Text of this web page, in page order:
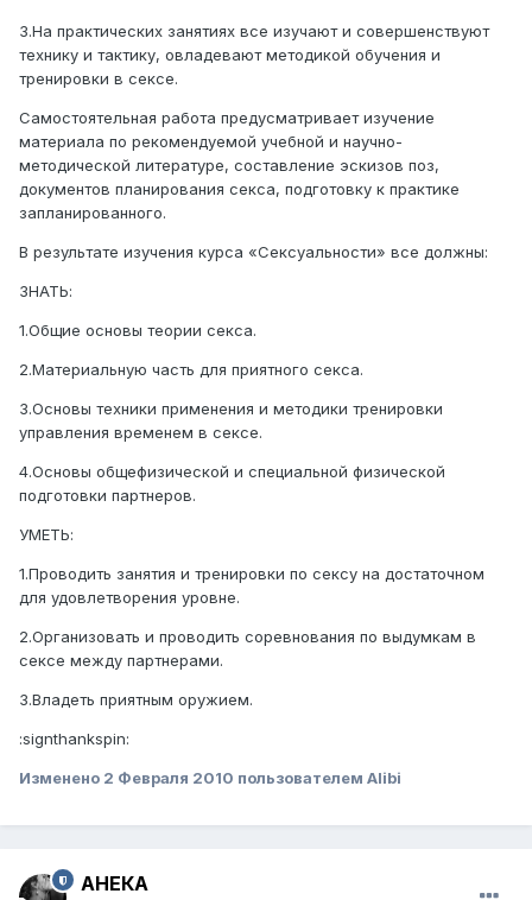
3.На практических занятиях все изучают и совершенствуют
технику и тактику, овладевают методикой обучения и
тренировки в сексе.
Самостоятельная работа предусматривает изучение
материала по рекомендуемой учебной и научно-
методической литературе, составление эскизов поз,
документов планирования секса, подготовку к практике
запланированного.
В результате изучения курса «Сексуальности» все должны:
ЗНАТЬ:
1.Общие основы теории секса.
2.Материальную часть для приятного секса.
3.Основы техники применения и методики тренировки
управления временем в сексе.
4.Основы общефизической и специальной физической
подготовки партнеров.
УМЕТЬ:
1.Проводить занятия и тренировки по сексу на достаточном
для удовлетворения уровне.
2.Организовать и проводить соревнования по выдумкам в
сексе между партнерами.
3.Владеть приятным оружием.
:signthankspin:
Изменено 2 Февраля 2010 пользователем Alibi
АНЕКА